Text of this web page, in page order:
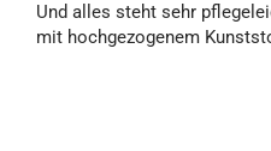
Und alles steht sehr
mit hochgezogenem